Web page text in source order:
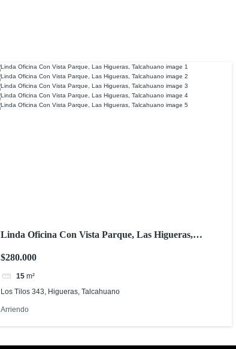
Linda Oficina Con Vista Parque, Las Higueras,
$280.000
15 m²
Los Tilos 343, Higueras, Talcahuano
Arriendo